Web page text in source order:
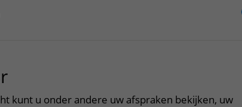
kunt u onder andere uw afspraken bekijken, uw